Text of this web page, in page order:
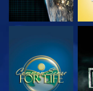
TITTA